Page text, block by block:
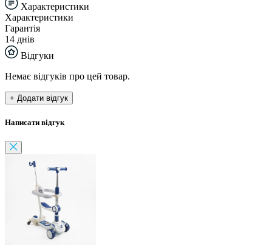
Характеристики
Характеристики
Гарантія
14 днів
Відгуки
Немає відгуків про цей товар.
+ Додати відгук
Написати відгук